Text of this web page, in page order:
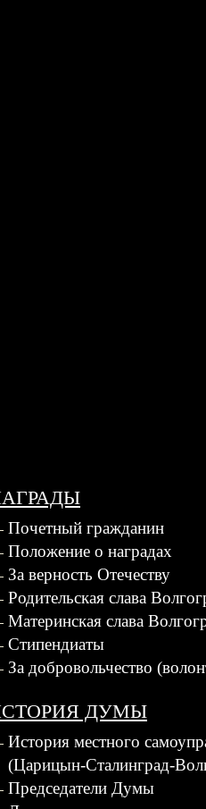
Почетный гражданин
Положение о наградах
За верность Отечеству
Родительская слава
Материнская слава
Стипендиаты
За добровольчество
ДУМЫ
История местного
(Царицын-Сталинград-
Председатели Думы